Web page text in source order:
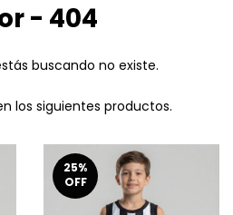
- 404
buscando no existe.
los siguientes productos.
25%
OFF